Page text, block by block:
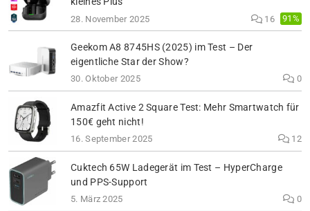
28. November 2025 16 91%
Geekom A8 8745HS (2025) im Test – Der
eigentliche Star der Show?
30. Oktober 2025 0
Amazfit Active 2 Square Test: Mehr Smartwatch für
150€ geht nicht!
16. September 2025 12
Cuktech 65W Ladegerät im Test – HyperCharge
und PPS-Support
5. März 2025 0